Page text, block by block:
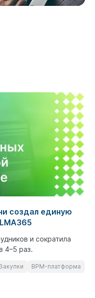
создал единую
и сократила
4–5 раз.
Закупки BPM-платформа